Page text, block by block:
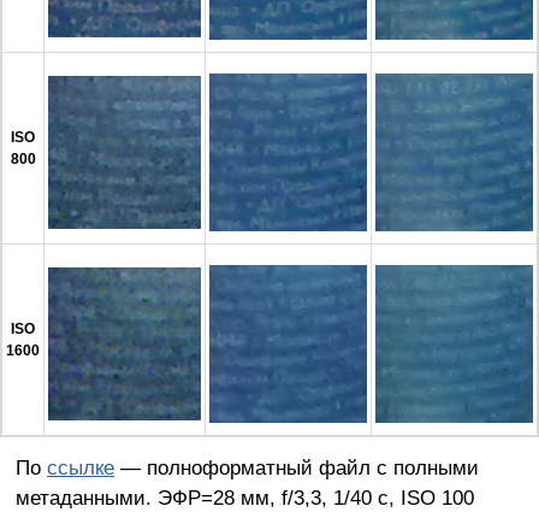
ISO
800
ISO
1600
По ссылке— полноформатный файл с полными
метаданными. ЭФР=28 мм, f/3,3, 1/40 c, ISO 100